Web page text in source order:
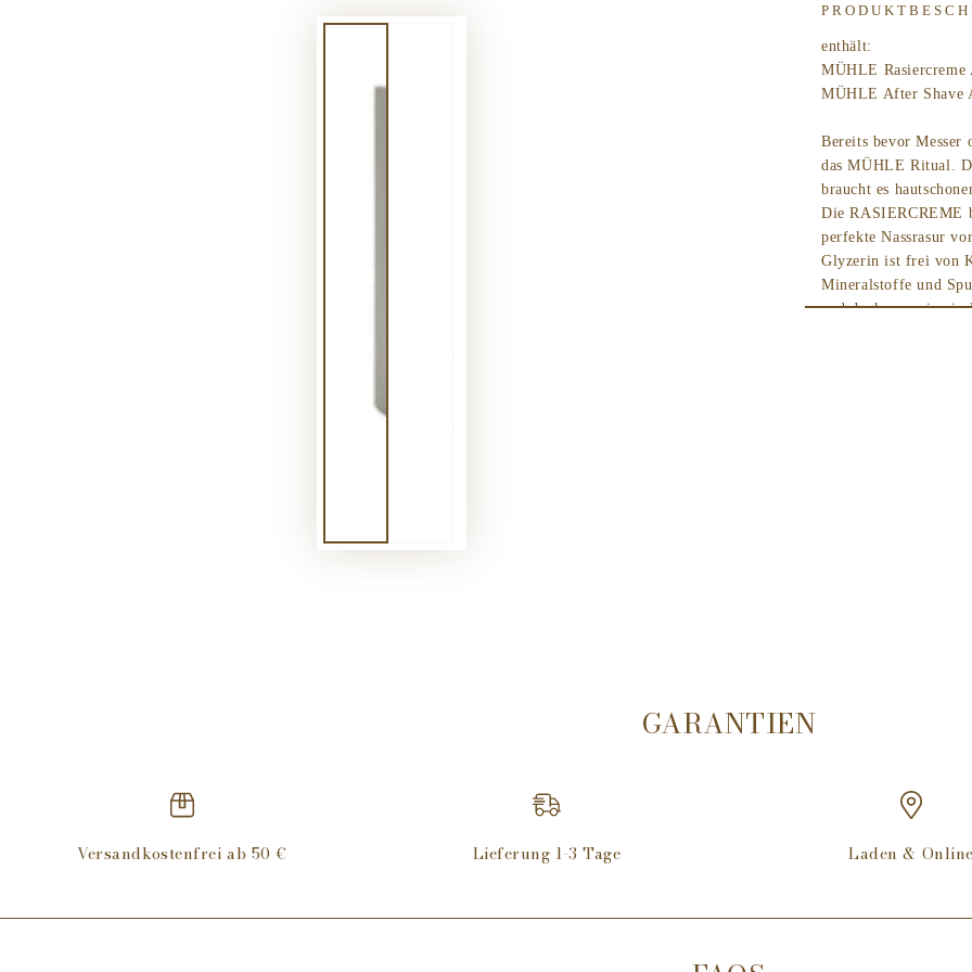
sensible
Hauttypen
enthält:
MÜHLE
MÜHLE After Shave
Bereits bevor
das MÜHLE Ritual.
braucht es
Die RASIERCREME
perfekte Nassrasur
Glyzerin ist frei von
Mineralstoffe und
und doch nur wie ein
Rosmarinus
(Fragrance),
GARANTIEN
Versandkostenfrei ab 50 € Lieferung 1-3 Tage Laden & Online